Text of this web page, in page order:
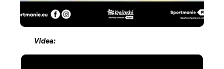
Videa: